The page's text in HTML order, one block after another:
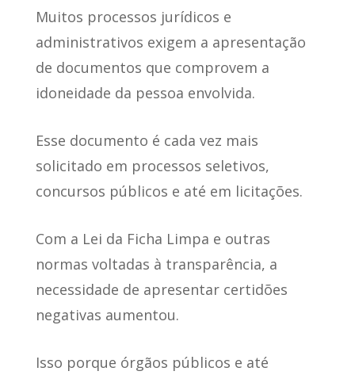
Muitos processos jurídicos e
administrativos exigem a apresentação
de documentos que comprovem a
idoneidade da pessoa envolvida.
Esse documento é cada vez mais
solicitado em processos seletivos,
concursos públicos e até em licitações.
Com a Lei da Ficha Limpa e outras
normas voltadas à transparência, a
necessidade de apresentar certidões
negativas aumentou.
Isso porque órgãos públicos e até